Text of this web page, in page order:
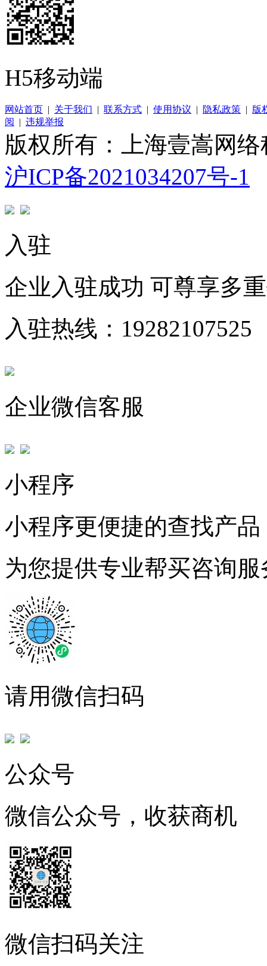
H5移动端
网站首页 | 关于我们 | 联系方式 | 使用协议 | 隐私政策 | 版
阅
| 违规举报
版权所有：上海壹嵩网
沪ICP备2021034207号-1
入驻
企业入驻成功 可尊享多
入驻热线：19282107525
企业微信客服
小程序
小程序更便捷的查找产品
为您提供专业帮买咨询服
请用微信扫码
公众号
微信公众号，收获商机
微信扫码关注